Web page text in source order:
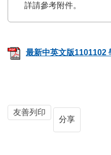
詳請參考附件。
最新中英文版1101102
友善列印
分享